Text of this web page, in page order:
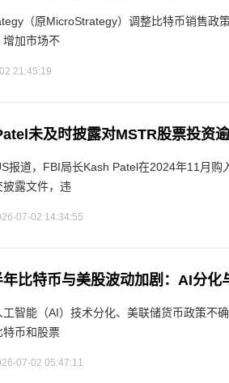
（原MicroStrategy）调整比特币销售政
增加市场不
21:45:19
未及时披露对MSTR股票投资
报道，FBI局长Kash Patel在2024年11月购
披露文件，违
07-02 14:34:55
比特币与美股波动加剧：AI分化
智能（AI）技术分化、美联储货币政策不
特币和股票
07-02 05:47:11